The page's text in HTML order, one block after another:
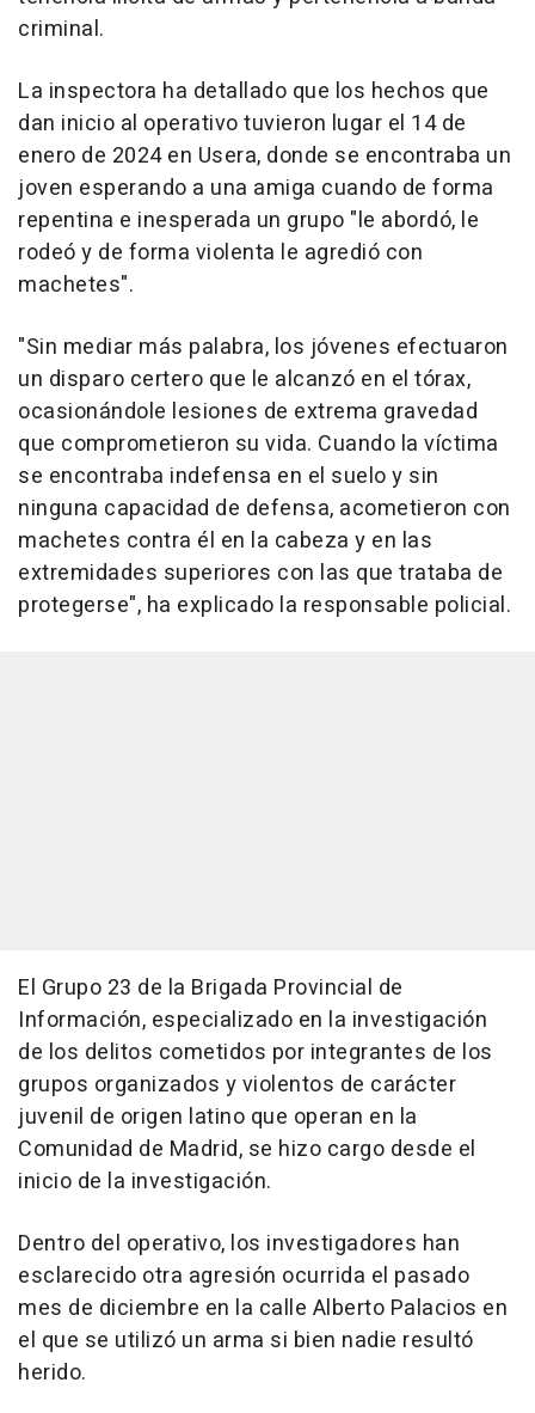
criminal.
La inspectora ha detallado que los hechos que
dan inicio al operativo tuvieron lugar el 14 de
enero de 2024 en Usera, donde se encontraba un
joven esperando a una amiga cuando de forma
repentina e inesperada un grupo "le abordó, le
rodeó y de forma violenta le agredió con
machetes".
"Sin mediar más palabra, los jóvenes efectuaron
un disparo certero que le alcanzó en el tórax,
ocasionándole lesiones de extrema gravedad
que comprometieron su vida. Cuando la víctima
se encontraba indefensa en el suelo y sin
ninguna capacidad de defensa, acometieron con
machetes contra él en la cabeza y en las
extremidades superiores con las que trataba de
protegerse", ha explicado la responsable policial.
El Grupo 23 de la Brigada Provincial de
Información, especializado en la investigación
de los delitos cometidos por integrantes de los
grupos organizados y violentos de carácter
juvenil de origen latino que operan en la
Comunidad de Madrid, se hizo cargo desde el
inicio de la investigación.
Dentro del operativo, los investigadores han
esclarecido otra agresión ocurrida el pasado
mes de diciembre en la calle Alberto Palacios en
el que se utilizó un arma si bien nadie resultó
herido.